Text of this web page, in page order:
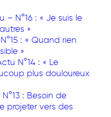
– N°16 : « Je suis le
»
: « Quand rien
»
N°14 : « Le
plus douloureux
: Besoin de
projeter vers des